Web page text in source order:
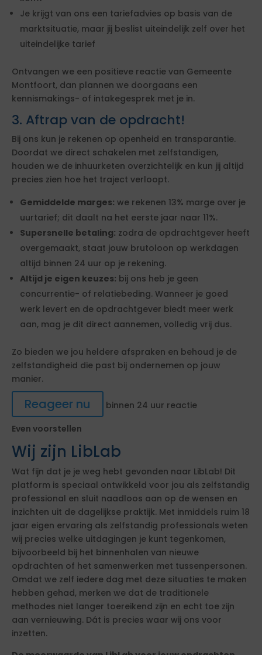
Je krijgt van ons een tariefadvies op basis van de
marktsituatie, maar jij beslist uiteindelijk zelf over het
uiteindelijke tarief
Ontvangen we een positieve reactie van Gemeente
Montfoort, dan plannen we doorgaans een
kennismakings- of intakegesprek met je in.
3. Aftrap van de opdracht!
Bij ons kun je rekenen op openheid en transparantie.
Doordat we direct schakelen met zelfstandigen,
houden we de inhuurketen overzichtelijk en kun jij altijd
precies zien hoe het traject verloopt.
Gemiddelde marges: we rekenen 13% marge over je
uurtarief; dit daalt na het eerste jaar naar 11%.
Supersnelle betaling: zodra de opdrachtgever heeft
overgemaakt, staat jouw brutoloon op werkdagen
altijd binnen 24 uur op je rekening.
Altijd je eigen keuzes: bij ons heb je geen
concurrentie- of relatiebeding. Wanneer je goed
werk levert en de opdrachtgever biedt meer werk
aan, mag je dit direct aannemen, volledig vrij dus.
Zo bieden we jou heldere afspraken en behoud je de
zelfstandigheid die past bij ondernemen op jouw
manier.
Reageer nu
binnen 24 uur reactie
Even voorstellen
Wij zijn LibLab
Wat fijn dat je je weg hebt gevonden naar LibLab! Dit
platform is speciaal ontwikkeld voor jou als zelfstandig
professional en sluit naadloos aan op de wensen en
inzichten uit de dagelijkse praktijk. Met inmiddels ruim 18
jaar eigen ervaring als zelfstandig professionals weten
wij precies welke uitdagingen je kunt tegenkomen,
bijvoorbeeld bij het binnenhalen van nieuwe
opdrachten of het samenwerken met tussenpersonen.
Omdat we zelf iedere dag met deze situaties te maken
hebben gehad, merken we dat de traditionele
methodes niet langer toereikend zijn en echt toe zijn
aan vernieuwing. Dát is precies waar wij ons voor
inzetten.